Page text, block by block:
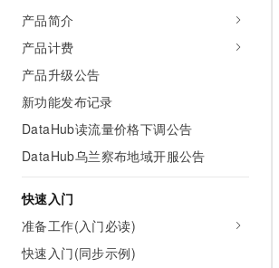
产品简介
产品计费
产品升级公告
新功能发布记录
DataHub读流量价格下调公告
DataHub乌兰察布地域开服公告
快速入门
准备工作(入门必读)
快速入门(同步示例)